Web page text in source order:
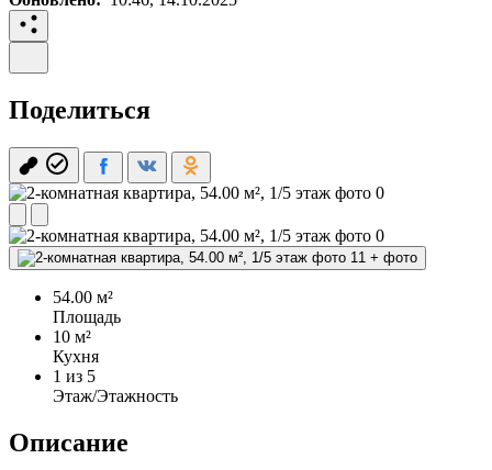
Поделиться
+ фото
54.00 м²
Площадь
10 м²
Кухня
1 из 5
Этаж/Этажность
Описание